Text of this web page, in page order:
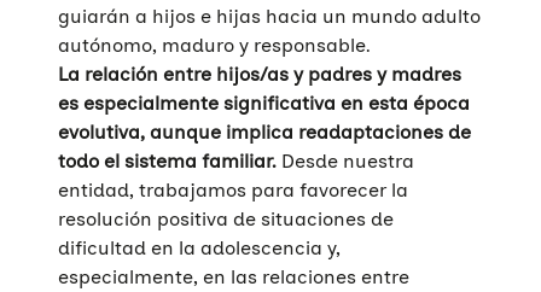
guiarán a hijos e hijas hacia un mundo adulto
autónomo, maduro y responsable.
La relación entre hijos/as y padres y madres
es especialmente significativa en esta época
evolutiva, aunque implica readaptaciones de
todo el sistema familiar. Desde nuestra
entidad, trabajamos para favorecer la
resolución positiva de situaciones de
dificultad en la adolescencia y,
especialmente, en las relaciones entre